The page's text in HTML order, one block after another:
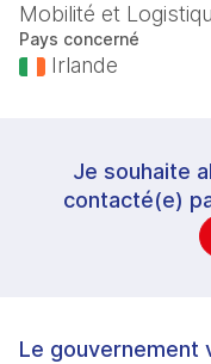
Mobilité et
Pays concerné
Irlande
Je souhaite
contacté(e)
Le gouvernement